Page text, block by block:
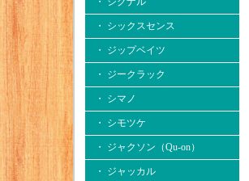
・ シックスセンス
・ ジップベイツ
・ ジークラック
・ シマノ
・ シモツケ
・ ジャクソン（Qu-on）
・ ジャッカル